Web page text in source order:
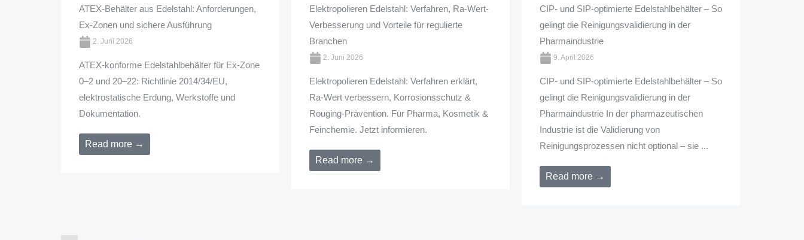
ATEX-Behälter aus Edelstahl: Anforderungen,
Ex-Zonen und sichere Ausführung
2. Juni 2026
ATEX-konforme Edelstahlbehälter für Ex-Zone
0–2 und 20–22: Richtlinie 2014/34/EU,
elektrostatische Erdung, Werkstoffe und
Dokumentation.
Read more →
Elektropolieren Edelstahl: Verfahren, Ra-Wert-
Verbesserung und Vorteile für regulierte
Branchen
2. Juni 2026
Elektropolieren Edelstahl: Verfahren erklärt,
Ra-Wert verbessern, Korrosionsschutz &
Rouging-Prävention. Für Pharma, Kosmetik &
Feinchemie. Jetzt informieren.
Read more →
CIP- und SIP-optimierte Edelstahlbehälter – So
gelingt die Reinigungsvalidierung in der
Pharmaindustrie
9. April 2026
CIP- und SIP-optimierte Edelstahlbehälter – So
gelingt die Reinigungsvalidierung in der
Pharmaindustrie In der pharmazeutischen
Industrie ist die Validierung von
Reinigungsprozessen nicht optional – sie ...
Read more →